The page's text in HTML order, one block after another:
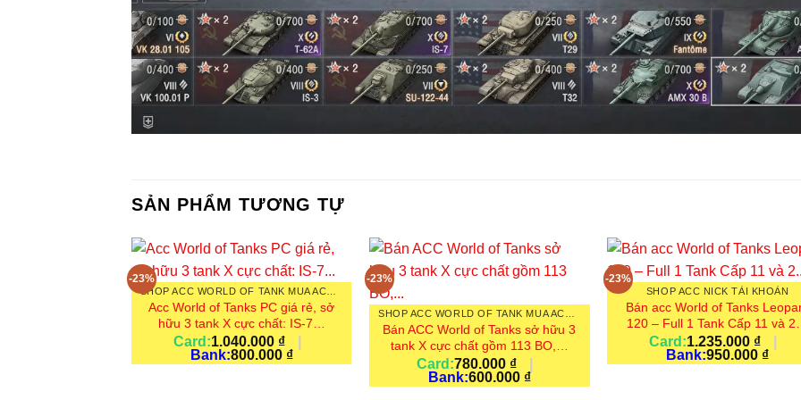
SẢN PHẨM TƯƠNG TỰ
-23%
Acc World of Tanks PC giá rẻ, sở
hữu 3 tank X cực chất: IS-7…
Card:1.040.000 ₫
Bank:800.000 ₫
-23%
Bán ACC World of Tanks sở hữu 3
tank X cực chất gồm 113 BO,…
Card:780.000 ₫
Bank:600.000 ₫
-23%
SHOP ACC NICK TÀI KHOẢN
Bán acc World of Tanks
120 – Full 1 Tank Cấp 11 và 2…
Card:1.235.000 ₫
Bank:950.000 ₫